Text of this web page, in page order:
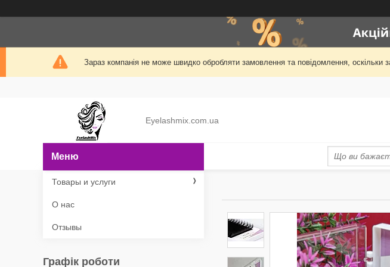
Зараз компанія не може швидко обробляти замовлення та повідомлення, оскільки
Eyelashmix.com.ua
Товары и услуги
О нас
Отзывы
Графік роботи